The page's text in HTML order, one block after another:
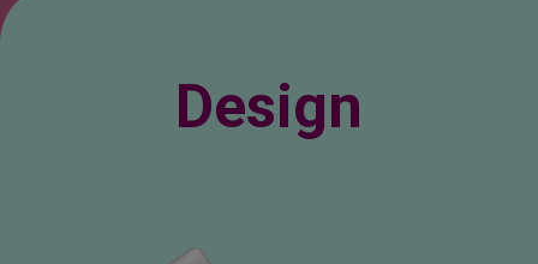
Design